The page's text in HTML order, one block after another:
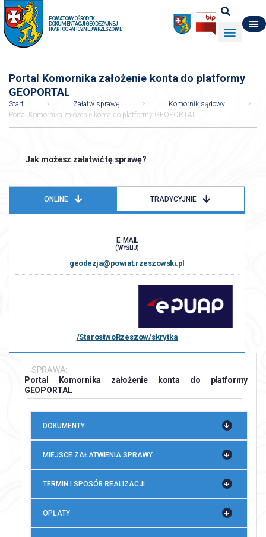
POWIATOWY OŚRODEK
DOKUMENTACJI GEODEZYJNEJ
I KARTOGRAFICZNEJ W RZESZOWIE
Portal Komornika założenie konta do platformy
GEOPORTAL
Start Załatw sprawę
Komornik sądowy
Portal Komornika założenie konta do platformy GEOPORTAL
Jak możesz załatwić tę sprawę?
ONLINE TRADYCYJNIE
E-MAIL
( WYŚLIJ)
geodezja@powiat.rzeszowski.pl
/StarostwoRzeszow/skrytka
SPRAWA:
Portal Komornika założenie konta do platformy
GEOPORTAL
DOKUMENTY
MIEJSCE ZAŁATWIENIA SPRAWY
TERMIN I SPOSÓB REALIZACJI
OPŁATY